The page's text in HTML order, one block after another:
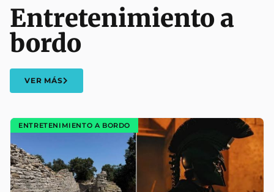
Entretenimiento a
bordo
VER MÁS
ENTRETENIMIENTO A BORDO